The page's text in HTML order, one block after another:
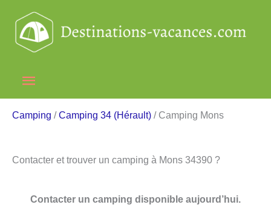
contenu
Menu
principal
Camping /Camping 34 (Hérault) / Camping Mons
Contacter et trouver un camping à Mons 34390 ?
Contacter un camping disponible aujourd’hui.